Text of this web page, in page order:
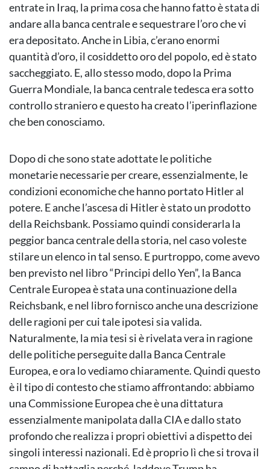
entrate in Iraq, la prima cosa che hanno fatto è stata di
andare alla banca centrale e sequestrare l’oro che vi
era depositato. Anche in Libia, c’erano enormi
quantità d’oro, il cosiddetto oro del popolo, ed è stato
saccheggiato. E, allo stesso modo, dopo la Prima
Guerra Mondiale, la banca centrale tedesca era sotto
controllo straniero e questo ha creato l’iperinflazione
che ben conosciamo.
Dopo di che sono state adottate le politiche
monetarie necessarie per creare, essenzialmente, le
condizioni economiche che hanno portato Hitler al
potere. E anche l’ascesa di Hitler è stato un prodotto
della Reichsbank. Possiamo quindi considerarla la
peggior banca centrale della storia, nel caso voleste
stilare un elenco in tal senso. E purtroppo, come avevo
ben previsto nel libro “Principi dello Yen”, la Banca
Centrale Europea è stata una continuazione della
Reichsbank, e nel libro fornisco anche una descrizione
delle ragioni per cui tale ipotesi sia valida.
Naturalmente, la mia tesi si è rivelata vera in ragione
delle politiche perseguite dalla Banca Centrale
Europea, e ora lo vediamo chiaramente. Quindi questo
è il tipo di contesto che stiamo affrontando: abbiamo
una Commissione Europea che è una dittatura
essenzialmente manipolata dalla CIA e dallo stato
profondo che realizza i propri obiettivi a dispetto dei
singoli interessi nazionali. Ed è proprio lì che si trova il